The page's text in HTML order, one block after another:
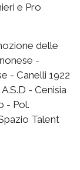
e Pro
delle
-
- Canelli 1922
- Cenisia
- Pol.
Talent